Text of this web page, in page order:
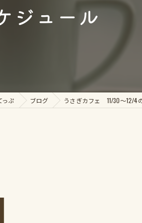
ャンネル（YouTube）
ジュール
っぷ ブログ うさぎカフェ 11/30～12/4